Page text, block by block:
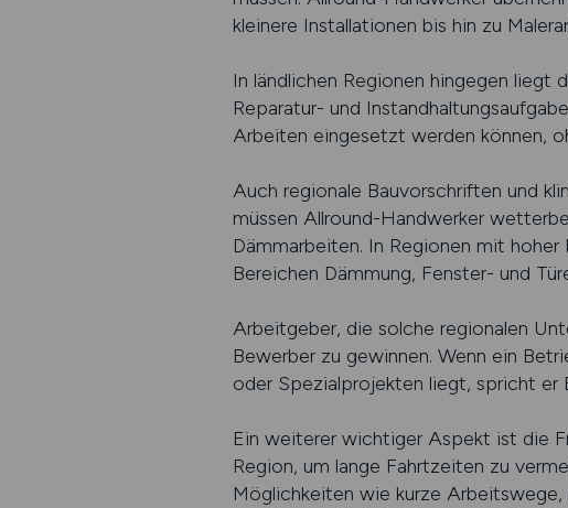
kleinere Installationen bis hin zu
In ländlichen Regionen hingegen liegt
Reparatur- und
Arbeiten eingesetzt werden können,
Auch regionale Bauvorschriften und
müssen Allround-Handwerker
Dämmarbeiten. In Regionen mit
Bereichen Dämmung, Fenster- und
Arbeitgeber, die solche regionalen
Bewerber zu gewinnen. Wenn ein
oder Spezialprojekten liegt, spricht er
Ein weiterer wichtiger Aspekt ist die
Region, um lange Fahrtzeiten zu
Möglichkeiten wie kurze